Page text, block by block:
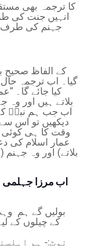
کا ترجمہ بھی
انہیں جنت کی
جہنم کی طرف
کے الفاظ صحیح
کیا جائے گا۔
بلاتے ہیں اور
اب جب ہم نبیؐ
دیکھیں تو اس
وقت کا ہی
عمار اسلام کی
بلاتے) اور وہ
اب مرزا
بولیں گے ہم
کے چیلوں کے